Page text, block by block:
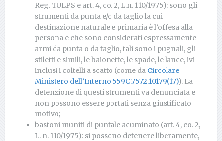
Reg. TULPS e art. 4, co. 2, L.n. 110/1975): sono gli
strumenti da punta e/o da taglio la cui
destinazione naturale e primaria è l’offesa alla
persona e che sono considerati espressamente
armi da punta o da taglio, tali sono i pugnali, gli
stiletti e simili, le baionette, le spade, le lance, ivi
inclusi i coltelli a scatto (come da Circolare
Ministero dell’Interno 559C.7572.10179(17)). La
detenzione di questi strumenti va denunciata e
non possono essere portati senza giustificato
motivo;
bastoni muniti di puntale acuminato (art. 4, co. 2,
L. n. 110/1975): si possono detenere liberamente,